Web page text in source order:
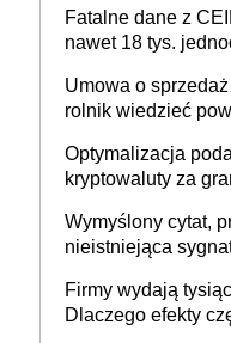
Fatalne dane z
nawet 18 tys.
Umowa o
rolnik wiedzieć
Optymalizacja
kryptowaluty za
Wymyślony cytat,
nieistniejąca
firmie
Firmy wydają
Dlaczego efekty